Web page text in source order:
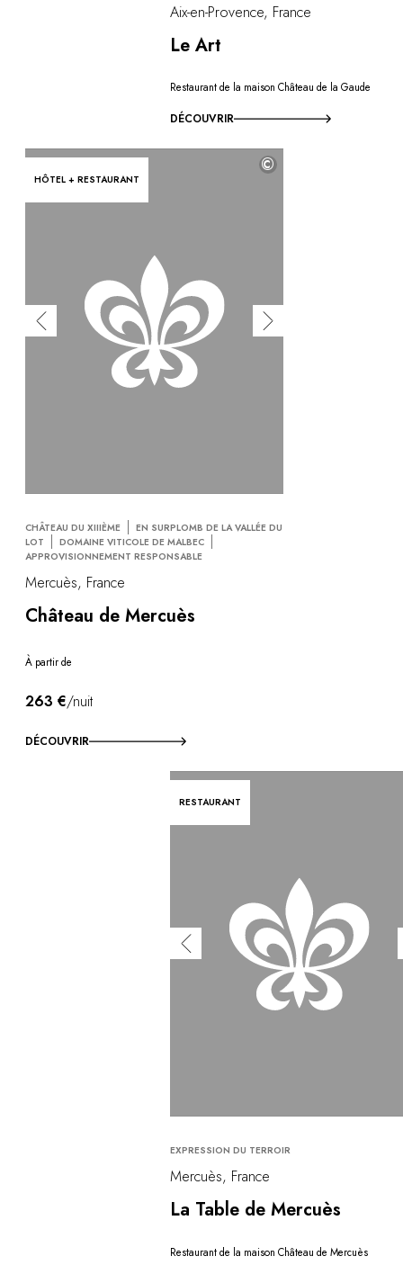
Aix-en-Provence, France
Le Art
Restaurant de la maison Château de la Gaude
DÉCOUVRIR
HÔTEL + RESTAURANT
©
CHÂTEAU DU XIIIÈME
EN SURPLOMB DE LA VALLÉE DU
LOT
DOMAINE VITICOLE DE MALBEC
APPROVISIONNEMENT RESPONSABLE
Mercuès, France
Château de Mercuès
À partir de
263 €/nuit
DÉCOUVRIR
RESTAURANT
EXPRESSION DU TERROIR
Mercuès, France
La Table de Mercuès
Restaurant de la maison Château de Mercuès